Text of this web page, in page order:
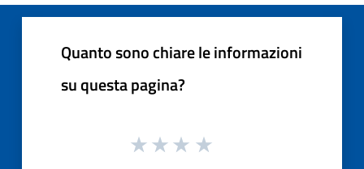
Quanto sono chiare le informazioni
su questa pagina?